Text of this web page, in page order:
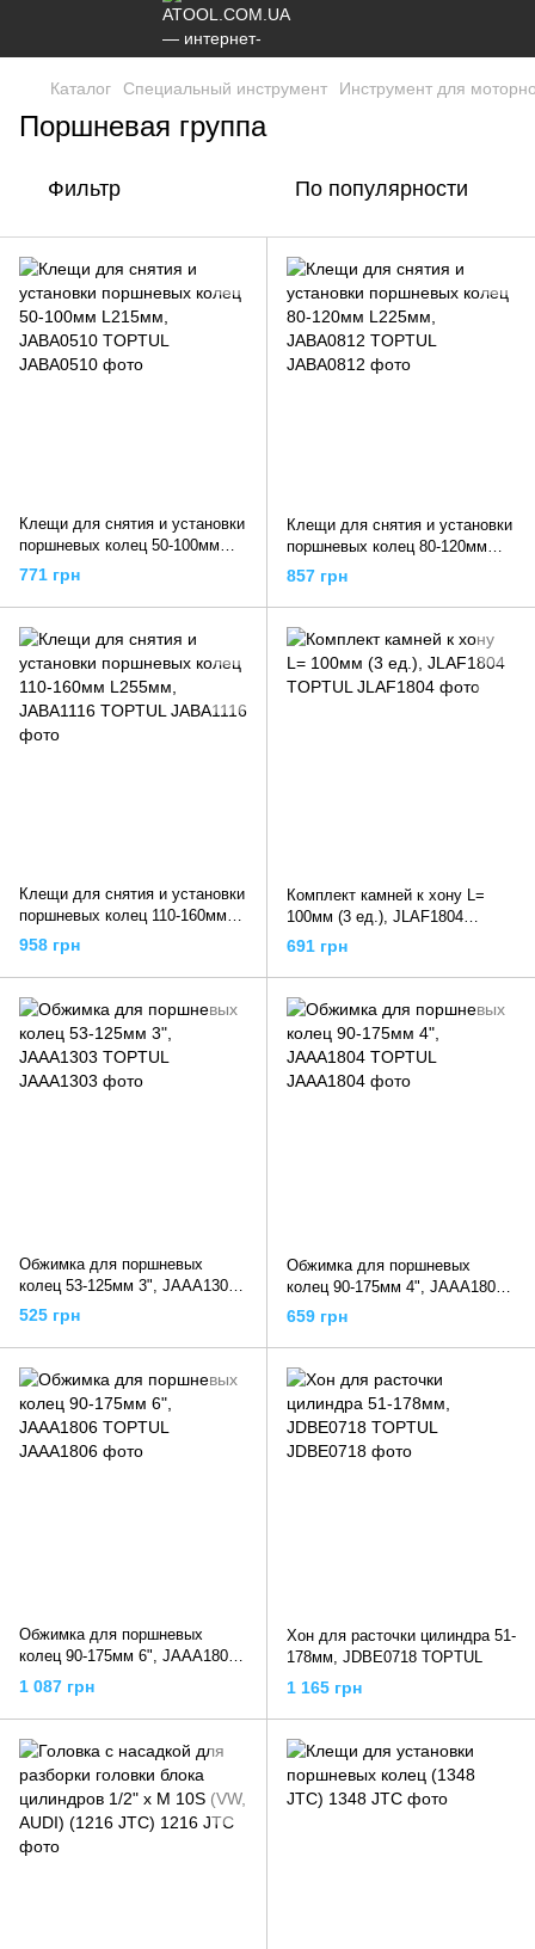
Каталог Специальный инструмент Инструмент для
Поршневая группа
Фильтр По популярности
Клещи для снятия и установки
поршневых колец 50-100мм
L215мм, JABA0510 TOPTUL
771 грн
Клещи для снятия и установки
поршневых колец 80-120мм
L225мм, JABA0812 TOPTUL
857 грн
Клещи для снятия и установки
поршневых колец 110-160мм
L255мм, JABA1116 TOPTUL
958 грн
Комплект камней к хону L=
100мм (3 ед.), JLAF1804
TOPTUL
691 грн
Обжимка для поршневых
колец 53-125мм 3", JAAA1303
TOPTUL
525 грн
Обжимка для поршневых
колец 90-175мм 4", JAAA1804
TOPTUL
659 грн
Обжимка для поршневых
колец 90-175мм 6", JAAA1806
TOPTUL
1 087 грн
Хон для расточки цилиндра 51-
178мм, JDBE0718 TOPTUL
1 165 грн